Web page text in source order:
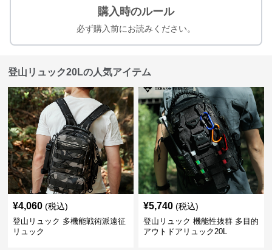
購入時のルール
必ず購入前にお読みください。
登山リュック20Lの人気アイテム
¥4,060 (税込)
登山リュック 多機能戦術派遠征
リュック
¥5,740 (税込)
登山リュック 機能性抜群 多目的
アウトドアリュック20L